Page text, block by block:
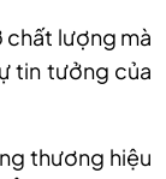
chất lượng mà
tin tưởng của
thương hiệu